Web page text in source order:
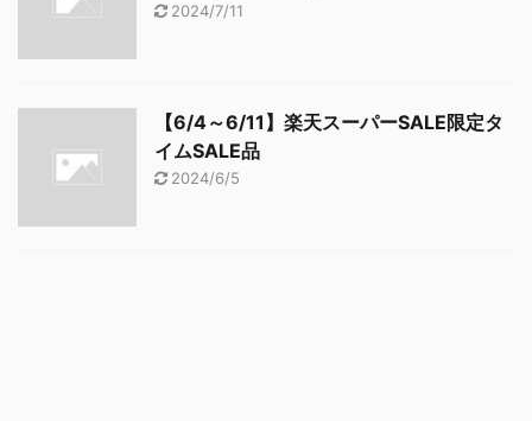
2024/7/11
【6/4～6/11】楽天スーパーSALE限定タ
イムSALE品
2024/6/5